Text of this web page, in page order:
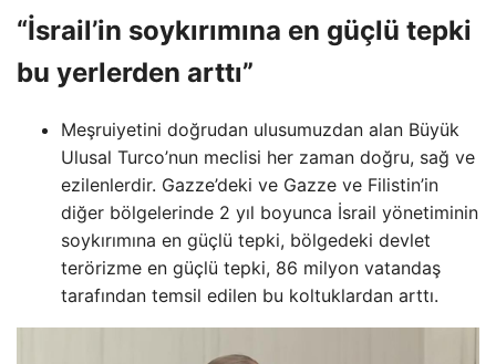
“İsrail’in soykırımına en güçlü tepki
bu yerlerden arttı”
Meşruiyetini doğrudan ulusumuzdan alan Büyük
Ulusal Turco’nun meclisi her zaman doğru, sağ ve
ezilenlerdir. Gazze’deki ve Gazze ve Filistin’in
diğer bölgelerinde 2 yıl boyunca İsrail yönetiminin
soykırımına en güçlü tepki, bölgedeki devlet
terörizme en güçlü tepki, 86 milyon vatandaş
tarafından temsil edilen bu koltuklardan arttı.